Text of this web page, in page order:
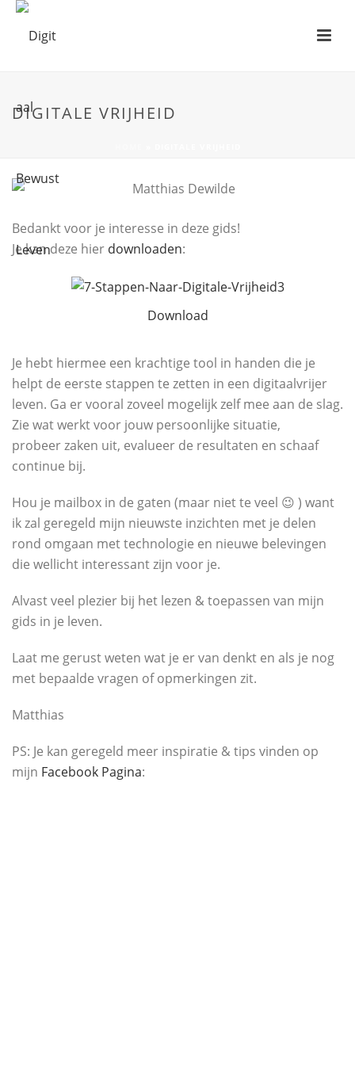
DIGITALE VRIJHEID
Bedankt voor je interesse in deze gids!
Je kan deze hier downloaden:
Download
Je hebt hiermee een krachtige tool in handen die je
helpt de eerste stappen te zetten in een digitaalvrijer
leven. Ga er vooral zoveel mogelijk zelf mee aan de slag.
Zie wat werkt voor jouw persoonlijke situatie,
probeer zaken uit, evalueer de resultaten en schaaf
continue bij.
Hou je mailbox in de gaten (maar niet te veel 😉 ) want
ik zal geregeld mijn nieuwste inzichten met je delen
rond omgaan met technologie en nieuwe belevingen
die wellicht interessant zijn voor je.
Alvast veel plezier bij het lezen & toepassen van mijn
gids in je leven.
Laat me gerust weten wat je er van denkt en als je nog
met bepaalde vragen of opmerkingen zit.
Matthias
PS: Je kan geregeld meer inspiratie & tips vinden op
mijn Facebook Pagina: